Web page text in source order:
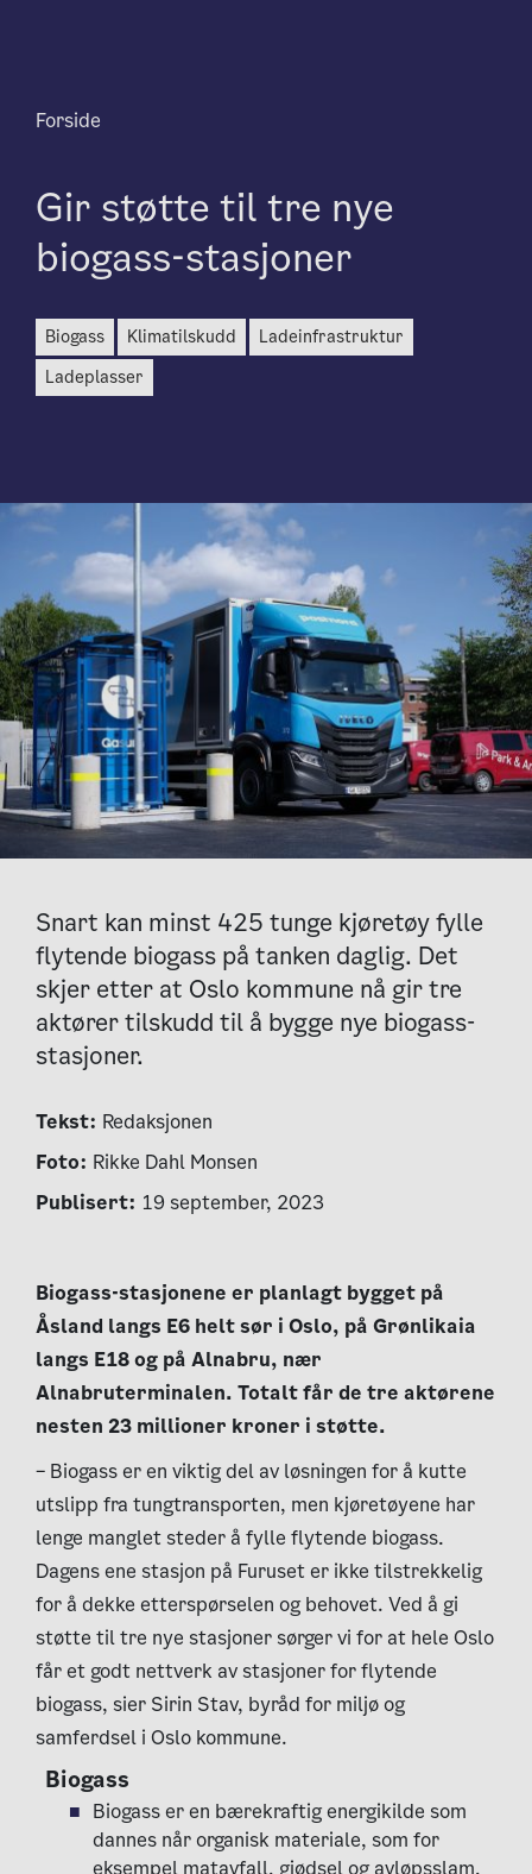
Forside
Gir støtte til tre nye
biogass-stasjoner
biogass klimatilskudd
ladeinfrastruktur
ladeplasser
Snart kan minst 425 tunge kjøretøy fylle
flytende biogass på tanken daglig. Det
skjer etter at Oslo kommune nå gir tre
aktører tilskudd til å bygge nye biogass-
stasjoner.
Tekst: Redaksjonen
Foto: Rikke Dahl Monsen
Publisert: 19 september, 2023
Biogass-stasjonene er planlagt bygget på
Åsland langs E6 helt sør i Oslo, på Grønlikaia
langs E18 og på Alnabru, nær
Alnabruterminalen. Totalt får de tre aktørene
nesten 23 millioner kroner i støtte.
– Biogass er en viktig del av løsningen for å kutte
utslipp fra tungtransporten, men kjøretøyene har
lenge manglet steder å fylle flytende biogass.
Dagens ene stasjon på Furuset er ikke tilstrekkelig
for å dekke etterspørselen og behovet. Ved å gi
støtte til tre nye stasjoner sørger vi for at hele Oslo
får et godt nettverk av stasjoner for flytende
biogass, sier Sirin Stav, byråd for miljø og
samferdsel i Oslo kommune.
Biogass
Biogasser en bærekraftig energikilde som
dannes når organisk materiale, som for
eksempel matavfall, gjødsel og avløpsslam,